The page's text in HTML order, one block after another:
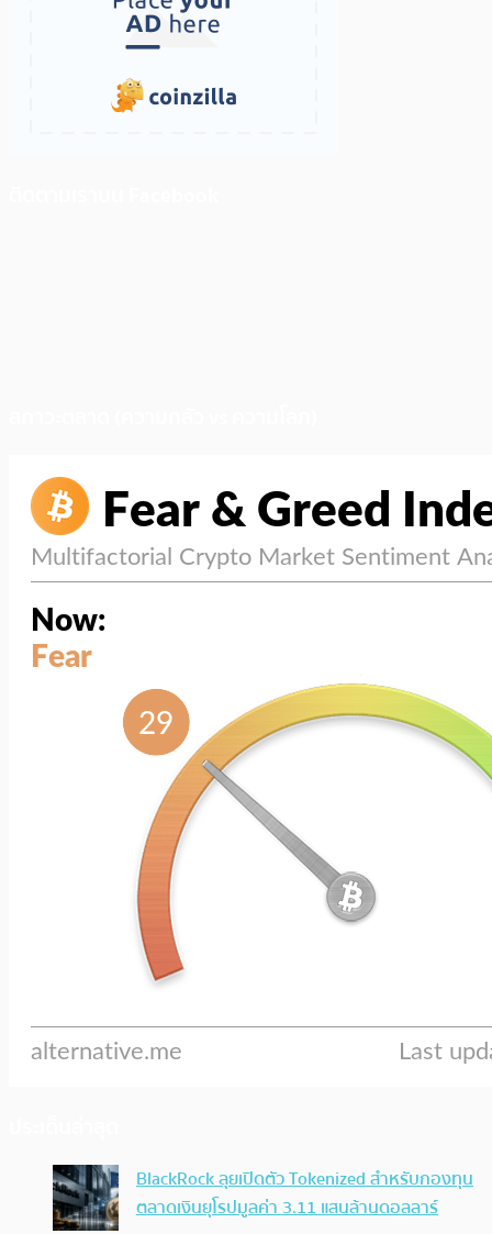
BlackRock ลุยเปิดตัว Tokenized สำหรับกองทุน
ตลาดเงินยุโรปมูลค่า 3.11 แสนล้านดอลลาร์